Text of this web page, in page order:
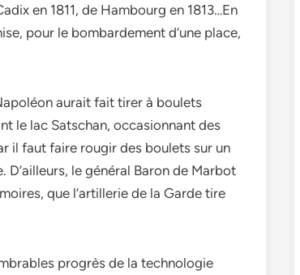
en 1811, de Hambourg en 1813…En
pour le bombardement d’une place,
aurait fait tirer à boulets
le lac Satschan, occasionnant des
il faut faire rougir des boulets sur un
D’ailleurs, le général Baron de Marbot
que l’artillerie de la Garde tire
progrès de la technologie